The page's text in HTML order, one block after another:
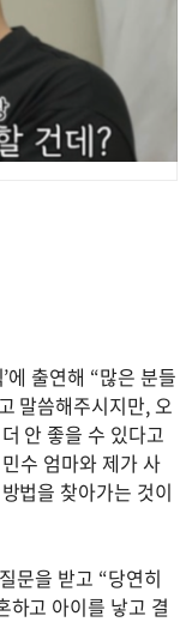
에 출연해 “많은 분들
말씀해주시지만, 오
안 좋을 수 있다고
수 엄마와 제가 사
법을 찾아가는 것이
문을 받고 “당연히
하고 아이를 낳고 결